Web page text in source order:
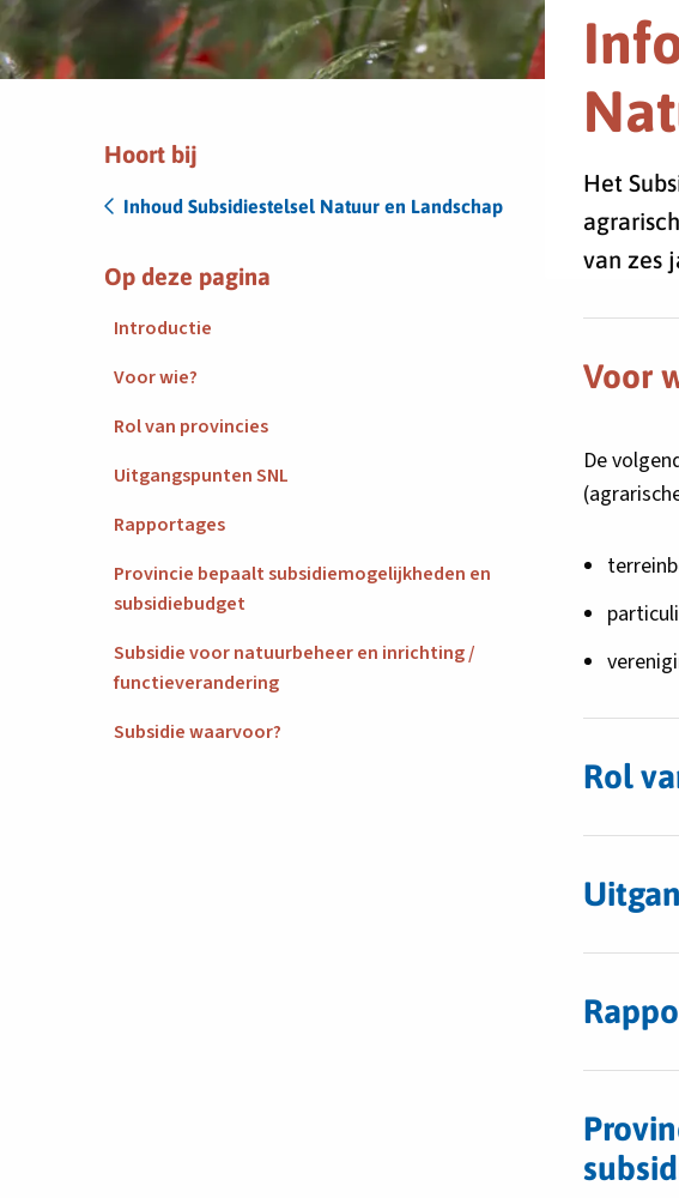
Hoort bij
Inhoud Subsidiestelsel Natuur en Landschap
Op deze pagina
Introductie
Voor wie?
Rol van provincies
Uitgangspunten SNL
Rapportages
Provincie bepaalt subsidiemogelijkheden en
subsidiebudget
Subsidie voor natuurbeheer en inrichting /
functieverandering
Subsidie waarvoor?
Het
van zes
Voor
De
Rol